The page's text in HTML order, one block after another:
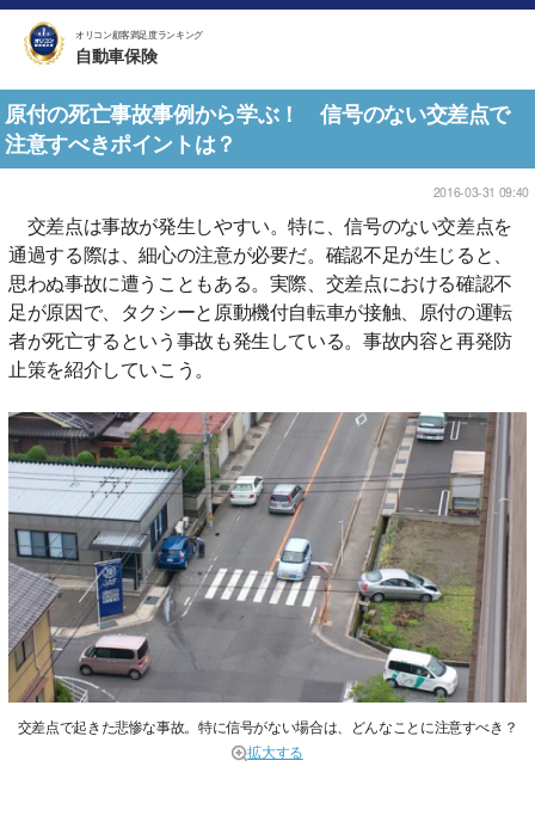
オリコン顧客満足度ランキング
自動車保険
原付の死亡事故事例から学ぶ！ 信号のない交差点で
注意すべきポイントは？
2016-03-31 09:40
交差点は事故が発生しやすい。特に、信号のない交差点を
通過する際は、細心の注意が必要だ。確認不足が生じると、
思わぬ事故に遭うこともある。実際、交差点における確認不
足が原因で、タクシーと原動機付自転車が接触、原付の運転
者が死亡するという事故も発生している。事故内容と再発防
止策を紹介していこう。
交差点で起きた悲惨な事故。特に信号がない場合は、どんなことに注意すべき？
拡大する